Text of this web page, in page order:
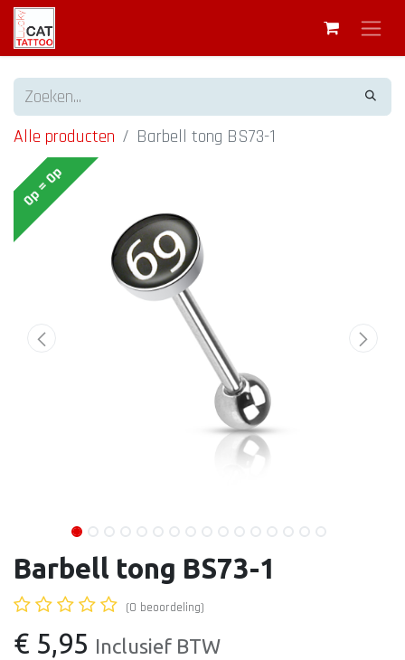
Alle producten Barbell tong BS73-1
Op = Op
Barbell tong BS73-1
(0 beoordeling)
€ 5,95 Inclusief BTW